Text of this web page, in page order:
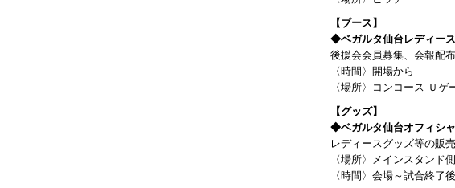
【ブース】
◆ベガルタ仙台レディー
後援会会員募集、会報配
〈時間〉開場から
〈場所〉コンコース Ｕゲ
【グッズ】
◆ベガルタ仙台オフィシ
レディースグッズ等の販
〈場所〉メインスタンド
〈時間〉会場～試合終了後